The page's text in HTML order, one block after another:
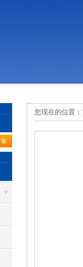
您现在的位置：